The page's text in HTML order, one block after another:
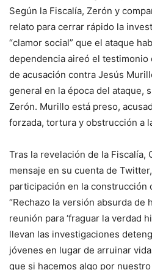
Según la Fiscalía, Zerón y
relato para cerrar rápido la
“clamor social” que el ataque
dependencia aireó el testimonio
de acusación contra Jesús
general en la época del ataque,
Zerón. Murillo está preso,
forzada, tortura y obstrucción a
Tras la revelación de la Fiscalía,
mensaje en su cuenta de
participación en la construcción
“Rechazo la versión absurda de
reunión para ‘fraguar la verdad
llevan las investigaciones
jóvenes en lugar de arruinar
que si hacemos algo por